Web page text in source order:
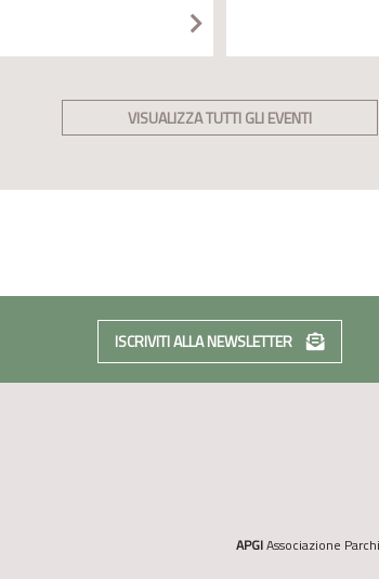
VISUALIZZA TUTTI GLI EVENTI
ISCRIVITI ALLA NEWSLETTER
APGIAssociazione